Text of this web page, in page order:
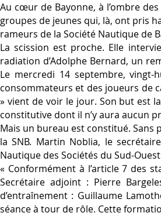
Au cœur de Bayonne, à l’ombre
groupes de jeunes qui, là, ont pris
rameurs de la Société Nautique de
La scission est proche. Elle
radiation d’Adolphe Bernard, un
Le mercredi 14 septembre,
consommateurs et des joueurs de
» vient de voir le jour. Son but est
constitutive dont il n’y aura aucun
Mais un bureau est constitué.
la SNB. Martin Noblia, le
Nautique des Sociétés du Sud-
« Conformément à l’article 7 des
Secrétaire adjoint : Pierre
d’entraînement : Guillaume
séance à tour de rôle. Cette